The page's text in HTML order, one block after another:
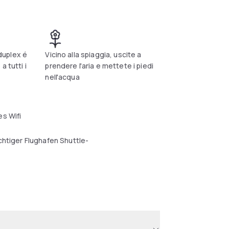
é
a tutti i
Vicino alla spiaggia, uscite a
prendere l'aria e mettete i piedi
nell'acqua
Wifi
Flughafen Shuttle-